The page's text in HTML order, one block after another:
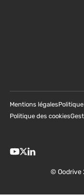
© Oodrive
Mentions légales
Politique des cookies